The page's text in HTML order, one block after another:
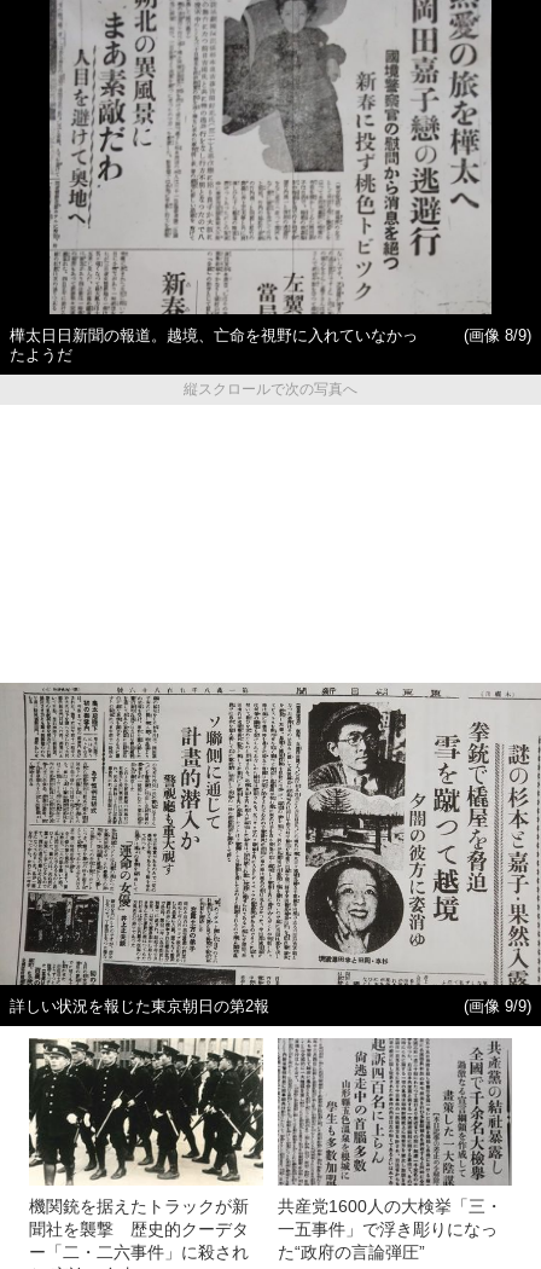
樺太日日新聞の報道。越境、亡命を視野に入れていなかっ
たようだ
(画像 8/9)
縦スクロールで次の写真へ
詳しい状況を報じた東京朝日の第2報 (画像 9/9)
機関銃を据えたトラックが新
聞社を襲撃 歴史的クーデタ
ー「二・二六事件」に殺され
共産党1600人の大検挙「三・
一五事件」で浮き彫りになっ
た“政府の言論弾圧”